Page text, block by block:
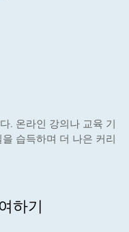
. 온라인 강의나 교육 기
습득하며 더 나은 커리
하기